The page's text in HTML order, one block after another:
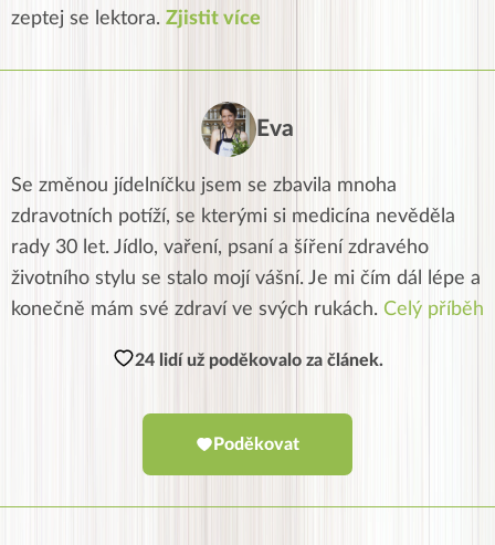
zeptej se lektora. Zjistit více
Eva
Se změnou jídelníčku jsem se zbavila mnoha
zdravotních potíží, se kterými si medicína nevěděla
rady 30 let. Jídlo, vaření, psaní a šíření zdravého
životního stylu se stalo mojí vášní. Je mi čím dál lépe a
konečně mám své zdraví ve svých rukách. Celý příběh
24 lidí už poděkovalo za článek.
Poděkovat